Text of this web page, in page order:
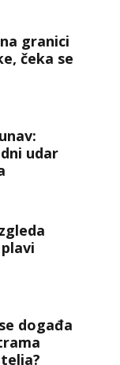
granici
čeka se
udar
događa